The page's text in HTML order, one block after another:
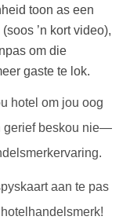
toon as een
’n kort video),
om die
gaste te lok.
hotel om jou oog
gerief beskou nie—
aan te pas